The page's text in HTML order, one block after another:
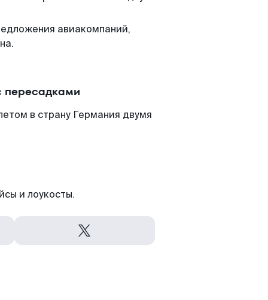
авиакомпаний,
пересадками
в страну Германия двумя
и лоукосты.